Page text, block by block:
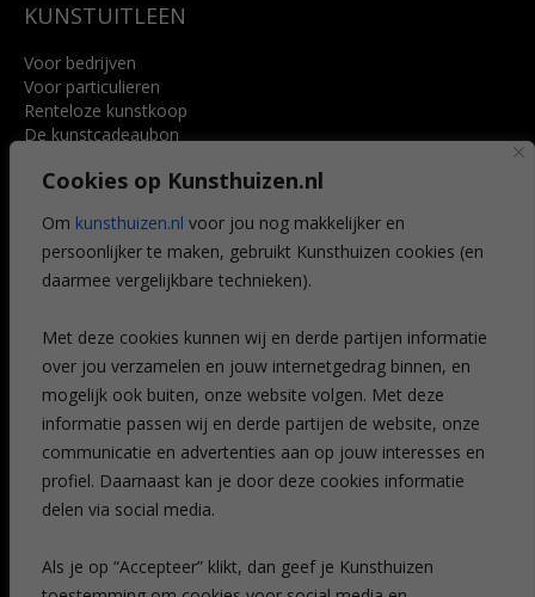
Cookies op Kunsthuizen.nl
Om kunsthuizen.nl voor jou nog makkelijker en
persoonlijker te maken, gebruikt Kunsthuizen cookies (en
daarmee vergelijkbare technieken).
Met deze cookies kunnen wij en derde partijen informatie
over jou verzamelen en jouw internetgedrag binnen, en
mogelijk ook buiten, onze website volgen. Met deze
informatie passen wij en derde partijen de website, onze
communicatie en advertenties aan op jouw interesses en
profiel. Daarnaast kan je door deze cookies informatie
delen via social media.
Als je op “Accepteer” klikt, dan geef je Kunsthuizen
KUNSTUITLEEN
Voor bedrijven
Voor particulieren
Renteloze kunstkoop
De kunstcadeaubon
Voordelen
Veelgestelde vragen
CONTACT
Leiden
Amsterdam
Breda
Favorieten
Mijn art alert
NIEUWSBRIEF